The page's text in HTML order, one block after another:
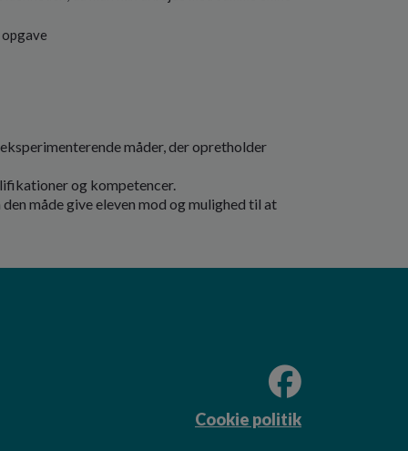
måder, der opretholder
og kompetencer.
måde give eleven mod og mulighed til at
Cookie politik